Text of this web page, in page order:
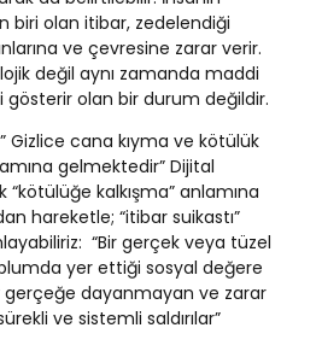
biri olan itibar, zedelendiği
ve çevresine zarar verir.
değil aynı zamanda maddi
gösterir olan bir durum değildir.
Gizlice cana kıyma ve kötülük
gelmektedir” Dijital
kalkışma” anlamına
hareketle; “itibar suikastı”
“Bir gerçek veya tüzel
yer ettiği sosyal değere
gerçeğe dayanmayan ve zarar
ve sistemli saldırılar”